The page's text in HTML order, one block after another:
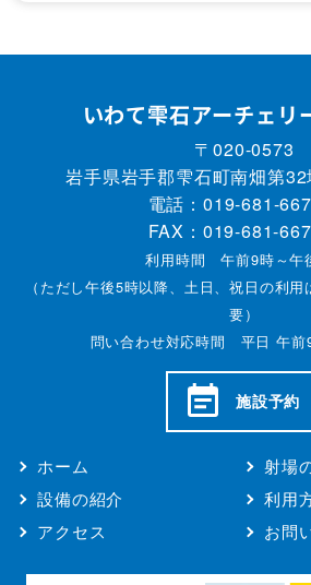
いわて雫石アーチェリ
〒020-0573
岩手県岩手郡雫石町南畑第
電話： 019-681-
FAX：019-681-
利用時間 午前9時～午
（ただし午後5時以降、土日、祝日の利
要）
問い合わせ対応時間 平日 午前
施設予約
ホーム
射場
設備の紹介
利用
アクセス
お問